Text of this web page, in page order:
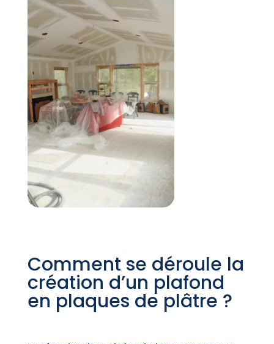
Comment se déroule la
création d’un plafond
en plaques de plâtre ?